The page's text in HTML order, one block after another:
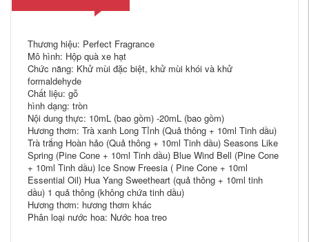
Thương hiệu: Perfect Fragrance
Mô hình: Hộp quà xe hạt
Chức năng: Khử mùi đặc biệt, khử mùi khói và khử
formaldehyde
Chất liệu: gỗ
hình dạng: tròn
Nội dung thực: 10mL (bao gồm) -20mL (bao gồm)
Hương thơm: Trà xanh Long Tỉnh (Quả thông + 10ml Tinh dầu)
Trà trắng Hoàn hảo (Quả thông + 10ml Tinh dầu) Seasons Like
Spring (Pine Cone + 10ml Tinh dầu) Blue Wind Bell (Pine Cone
+ 10ml Tinh dầu) Ice Snow Freesia ( Pine Cone + 10ml
Essential Oil) Hua Yang Sweetheart (quả thông + 10ml tinh
dầu) 1 quả thông (không chứa tinh dầu)
Hương thơm: hương thơm khác
Phân loại nước hoa: Nước hoa treo